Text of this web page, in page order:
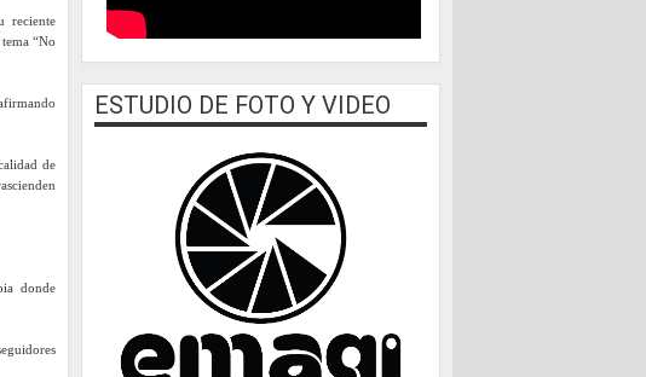
reciente
“No
de
donde
ESTUDIO DE FOTO Y VIDEO